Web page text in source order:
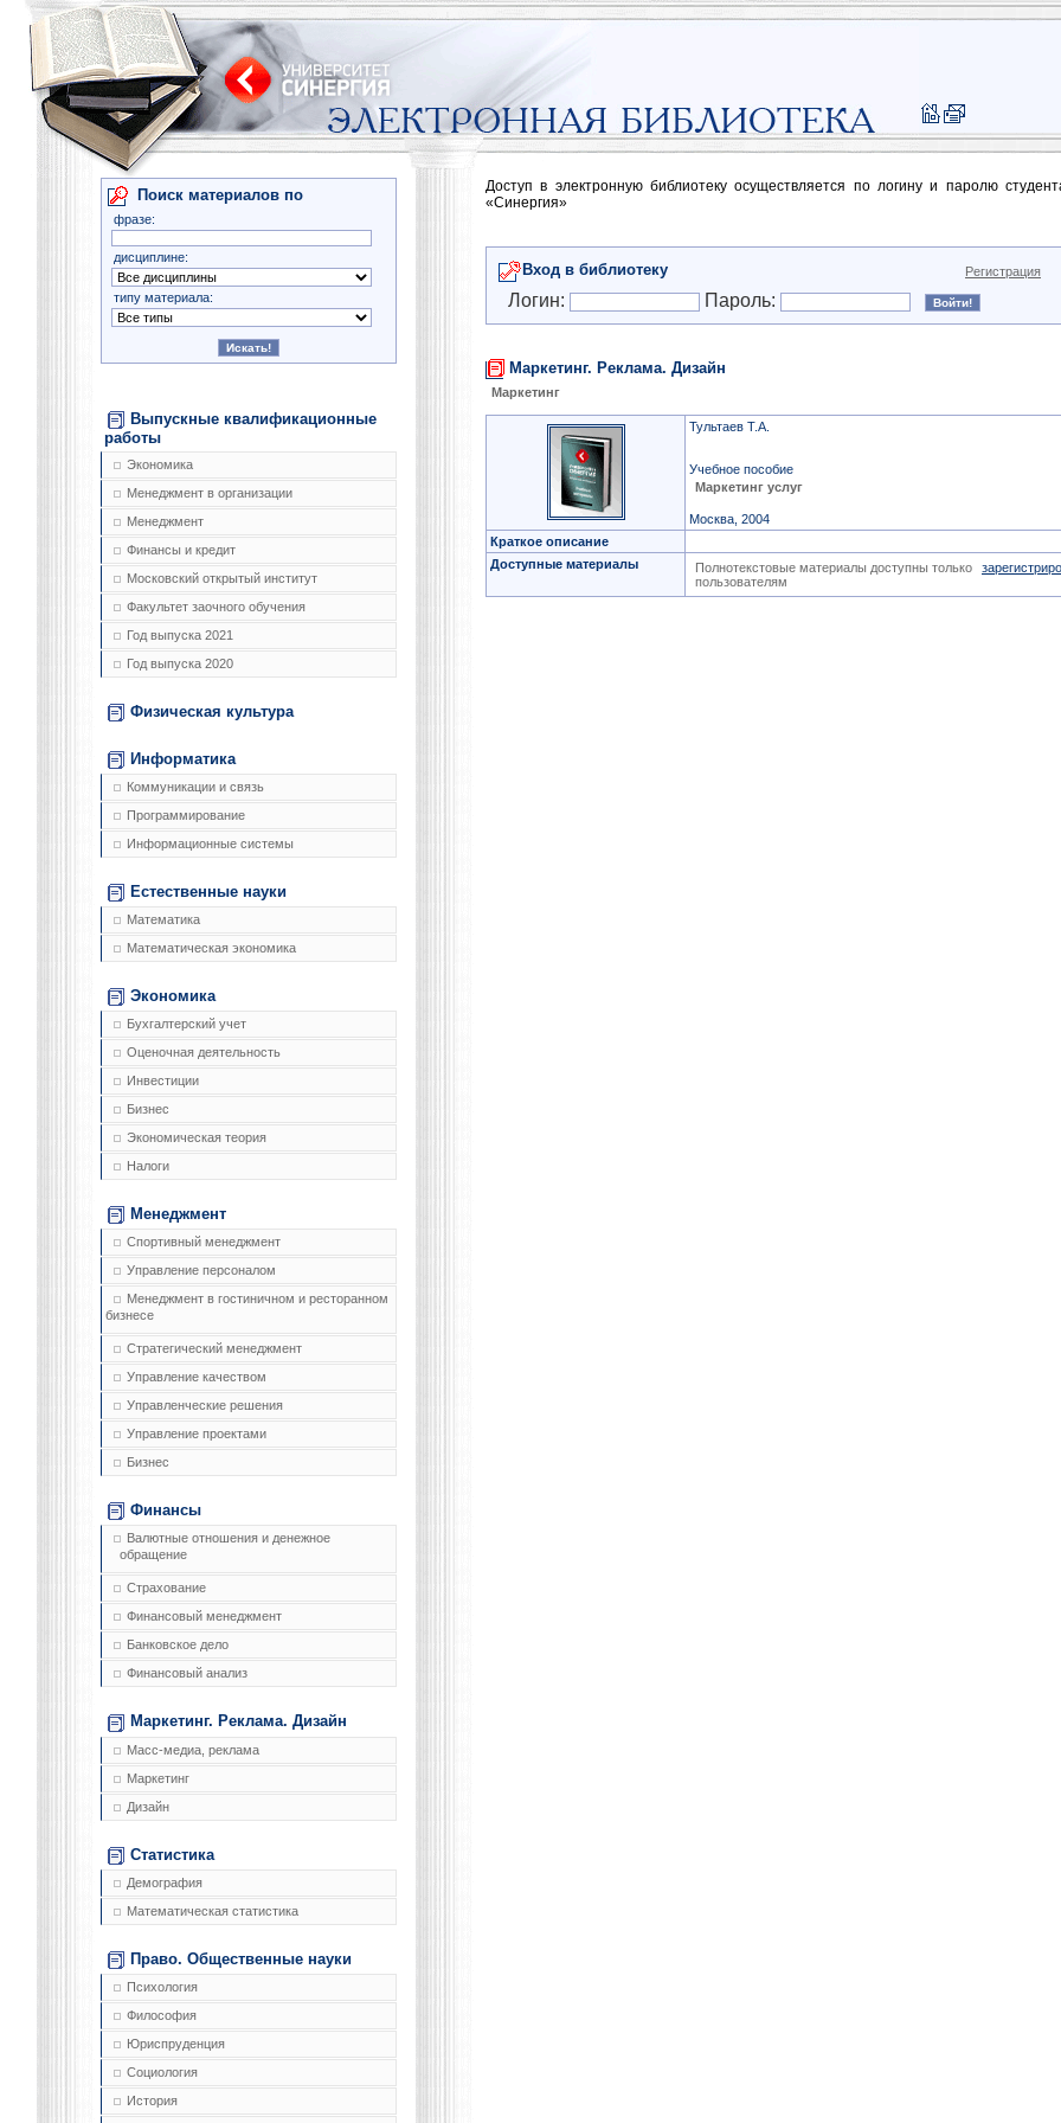
Поиск материалов по
фразе:
дисциплине:
типу материала:
Выпускные квалификационные
работы
Экономика
Менеджмент в организации
Менеджмент
Финансы и кредит
Московский открытый институт
Факультет заочного обучения
Год выпуска 2021
Год выпуска 2020
Физическая культура
Информатика
Коммуникации и связь
Программирование
Информационные системы
Естественные науки
Математика
Математическая экономика
Экономика
Бухгалтерский учет
Оценочная деятельность
Инвестиции
Бизнес
Экономическая теория
Налоги
Менеджмент
Спортивный менеджмент
Управление персоналом
Менеджмент в гостиничном и ресторанном
бизнесе
Стратегический менеджмент
Управление качеством
Управленческие решения
Управление проектами
Бизнес
Финансы
Валютные отношения и денежное
обращение
Страхование
Финансовый менеджмент
Банковское дело
Финансовый анализ
Маркетинг. Реклама. Дизайн
Масс-медиа, реклама
Маркетинг
Дизайн
Статистика
Демография
Математическая статистика
Право. Общественные науки
Психология
Философия
Юриспруденция
Социология
История
Доступ в электронную библиотеку осуществляется по логину и паролю
«Синергия»
Вход в библиотеку Регистрация
Логин: Пароль:
Маркетинг. Реклама. Дизайн
Маркетинг
Тультаев Т.А.
Учебное пособие
Маркетинг услуг
Москва, 2004
Краткое описание
Доступные материалы
Полнотекстовые материалы доступны только
пользователям